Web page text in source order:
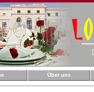
Über uns